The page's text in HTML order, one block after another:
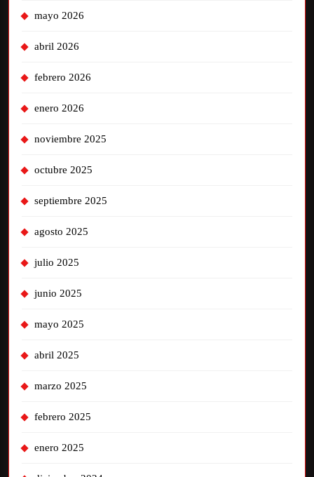
mayo 2026
abril 2026
febrero 2026
enero 2026
noviembre 2025
octubre 2025
septiembre 2025
agosto 2025
julio 2025
junio 2025
mayo 2025
abril 2025
marzo 2025
febrero 2025
enero 2025